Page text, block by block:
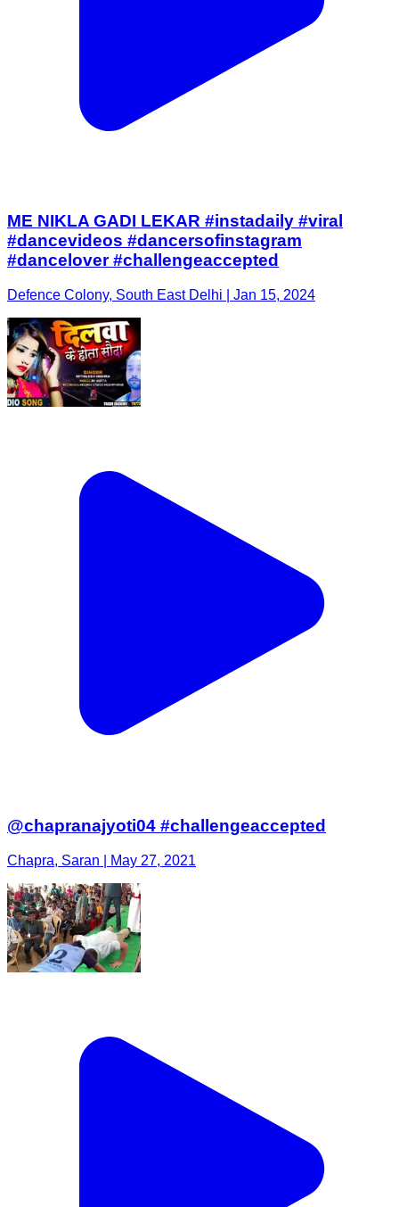
ME NIKLA GADI LEKAR #instadaily #viral
#dancevideos #dancersofinstagram
#dancelover #challengeaccepted
Defence Colony, South East Delhi | Jan 15, 2024
@chapranajyoti04 #challengeaccepted
Chapra, Saran | May 27, 2021